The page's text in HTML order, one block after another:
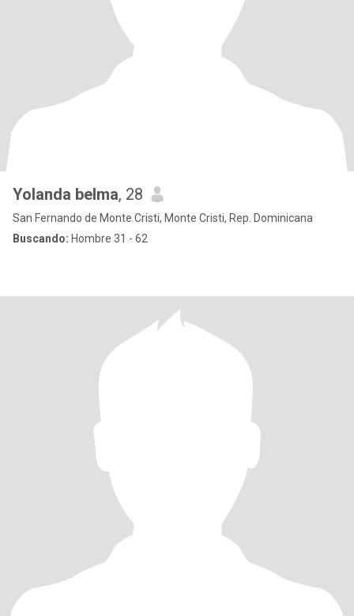
Yolanda belma, 28
San Fernando de Monte Cristi, Monte Cristi, Rep. Dominicana
Buscando: Hombre 31 - 62